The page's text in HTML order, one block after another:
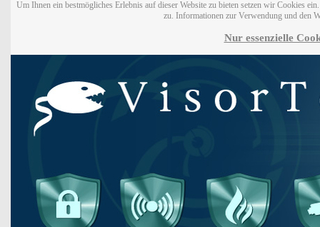
Um Ihnen ein bestmögliches Erlebnis auf dieser Website zu bieten setzen wir Cookies
zu. Informationen zur Verwendung und den
Nur essenzielle